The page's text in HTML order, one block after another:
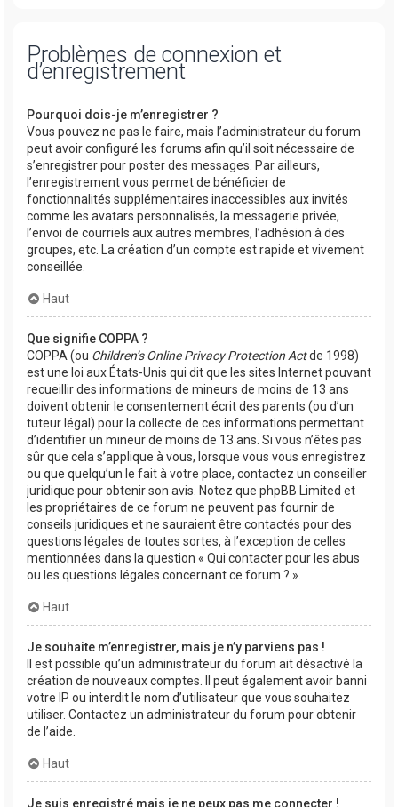
Problèmes de connexion et
d’enregistrement
Pourquoi dois-je m’enregistrer ?
Vous pouvez ne pas le faire, mais l’administrateur du forum
peut avoir configuré les forums afin qu’il soit nécessaire de
s’enregistrer pour poster des messages. Par ailleurs,
l’enregistrement vous permet de bénéficier de
fonctionnalités supplémentaires inaccessibles aux invités
comme les avatars personnalisés, la messagerie privée,
l’envoi de courriels aux autres membres, l’adhésion à des
groupes, etc. La création d’un compte est rapide et vivement
conseillée.
Haut
Que signifie COPPA ?
COPPA (ou Children’s Online Privacy Protection Actde 1998)
est une loi aux États-Unis qui dit que les sites Internet pouvant
recueillir des informations de mineurs de moins de 13 ans
doivent obtenir le consentement écrit des parents (ou d’un
tuteur légal) pour la collecte de ces informations permettant
d’identifier un mineur de moins de 13 ans. Si vous n’êtes pas
sûr que cela s’applique à vous, lorsque vous vous enregistrez
ou que quelqu’un le fait à votre place, contactez un conseiller
juridique pour obtenir son avis. Notez que phpBB Limited et
les propriétaires de ce forum ne peuvent pas fournir de
conseils juridiques et ne sauraient être contactés pour des
questions légales de toutes sortes, à l’exception de celles
mentionnées dans la question « Qui contacter pour les abus
ou les questions légales concernant ce forum ? ».
Haut
Je souhaite m’enregistrer, mais je n’y parviens pas !
Il est possible qu’un administrateur du forum ait désactivé la
création de nouveaux comptes. Il peut également avoir banni
votre IP ou interdit le nom d’utilisateur que vous souhaitez
utiliser. Contactez un administrateur du forum pour obtenir
de l’aide.
Haut
Je suis enregistré mais je ne peux pas me connecter !